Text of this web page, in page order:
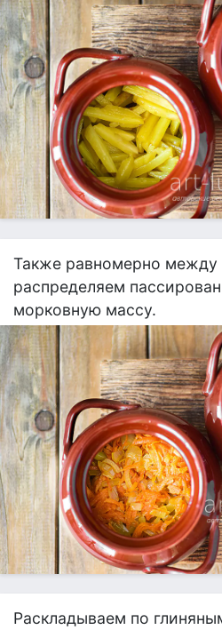
Также равномерно между
распределяем
морковную массу.
Раскладываем по